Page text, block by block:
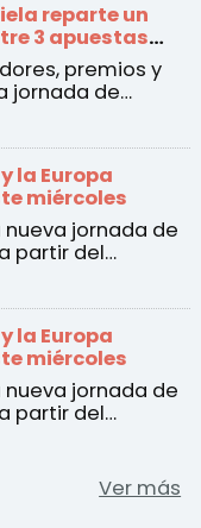
reparte un
3 apuestas
premios y
jornada de
la Europa
miércoles
jornada de
partir del
la Europa
miércoles
jornada de
partir del
Ver más